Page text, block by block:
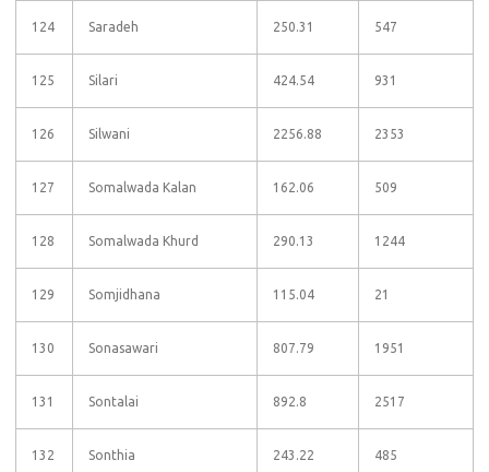
124 Saradeh 250.31 547
125 Silari 424.54 931
126 Silwani 2256.88 2353
127 Somalwada Kalan 162.06 509
128 Somalwada Khurd 290.13 1244
129 Somjidhana 115.04 21
130 Sonasawari 807.79 1951
131 Sontalai 892.8 2517
132 Sonthia 243.22 485